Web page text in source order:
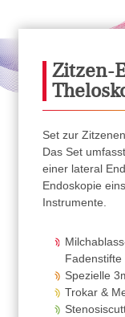
Zitzen-
Set zur
Das Set
einer lateral
Endoskopie
Instrumente.
Fadenstifte
Spezielle
Trokar &